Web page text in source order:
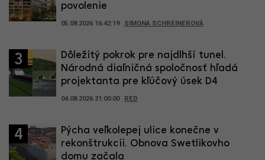
povolenie
05.08.2026 16:42:19 SIMONA SCHREINEROVÁ
3
Dôležitý pokrok pre najdlhší tunel.
Národná diaľničná spoločnosť hľadá
projektanta pre kľúčový úsek D4
04.08.2026 21:00:00 RED
4
Pýcha veľkolepej ulice konečne v
rekonštrukcii. Obnova Swetlikovho
domu začala